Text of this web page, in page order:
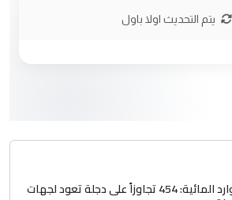
أية دولة ومفتوحة لانضمام
يتم التحديث اولا باول
الموارد المائية: 454 تجاوزاً على دجلة تعود لجهات